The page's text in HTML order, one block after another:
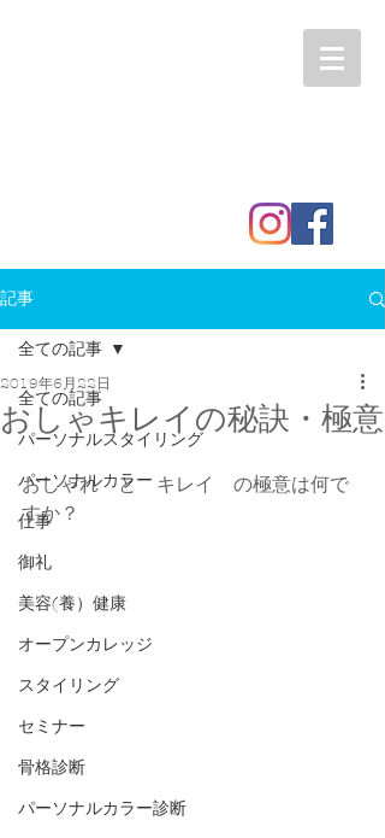
記事
全ての記事
パーソナルスタイリング
パーソナルカラー
仕事
御礼
美容(養）健康
オープンカレッジ
スタイリング
セミナー
骨格診断
パーソナルカラー診断
全ての記事
おしゃキレイの秘訣・極意
2019年6月22日
おしゃれ　と　キレイ　の極意は何で
すか？